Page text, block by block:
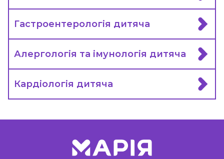
Гастроентерологія дитяча
Алергологія та імунологія дитяча
Кардіологія дитяча